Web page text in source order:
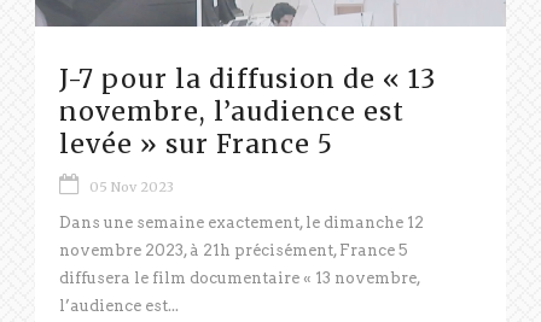
J-7 pour la diffusion de « 13
novembre, l’audience est
levée » sur France 5
05 Nov 2023
Dans une semaine exactement, le dimanche 12
novembre 2023, à 21h précisément, France 5
diffusera le film documentaire « 13 novembre,
l’audience est...